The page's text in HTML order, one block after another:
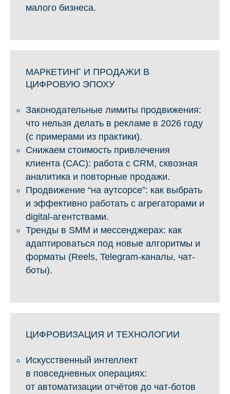
малого бизнеса.
МАРКЕТИНГ И ПРОДАЖИ В
ЦИФРОВУЮ ЭПОХУ
Законодательные лимиты продвижения:
что нельзя делать в рекламе в 2026 году
(с примерами из практики).
Снижаем стоимость привлечения
клиента (CAC): работа с CRM, сквозная
аналитика и повторные продажи.
Продвижение “на аутсорсе”: как выбрать
и эффективно работать с агрегаторами и
digital-агентствами.
Тренды в SMM и мессенджерах: как
адаптироваться под новые алгоритмы и
форматы (Reels, Telegram-каналы, чат-
боты).
ЦИФРОВИЗАЦИЯ И ТЕХНОЛОГИИ
Искусственный интеллект
в повседневных операциях:
от автоматизации отчётов до чат-ботов